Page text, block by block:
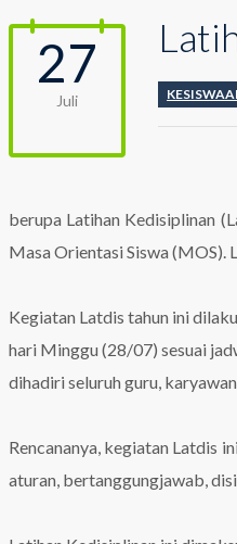
27
Juli
berupa Latihan Kedisiplinan
Masa Orientasi Siswa (MOS).
Kegiatan Latdis tahun ini
hari Minggu (28/07) sesuai
dihadiri seluruh guru,
Rencananya, kegiatan Latdis
aturan, bertanggungjawab,